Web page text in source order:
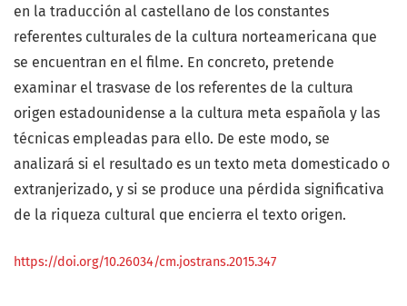
en la traducción al castellano de los constantes
referentes culturales de la cultura norteamericana que
se encuentran en el filme. En concreto, pretende
examinar el trasvase de los referentes de la cultura
origen estadounidense a la cultura meta española y las
técnicas empleadas para ello. De este modo, se
analizará si el resultado es un texto meta domesticado o
extranjerizado, y si se produce una pérdida significativa
de la riqueza cultural que encierra el texto origen.
https://doi.org/10.26034/cm.jostrans.2015.347